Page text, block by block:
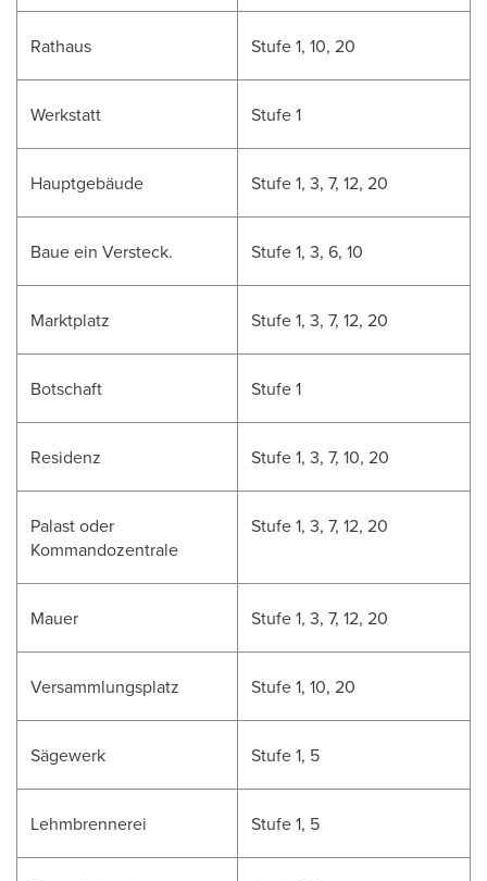
Rathaus Stufe 1, 10, 20
Werkstatt Stufe 1
Hauptgebäude Stufe 1, 3, 7, 12, 20
Baue ein Versteck. Stufe 1, 3, 6, 10
Marktplatz Stufe 1, 3, 7, 12, 20
Botschaft Stufe 1
Residenz Stufe 1, 3, 7, 10, 20
Palast oder
Kommandozentrale
Stufe 1, 3, 7, 12, 20
Mauer Stufe 1, 3, 7, 12, 20
Versammlungsplatz Stufe 1, 10, 20
Sägewerk Stufe 1, 5
Lehmbrennerei Stufe 1, 5